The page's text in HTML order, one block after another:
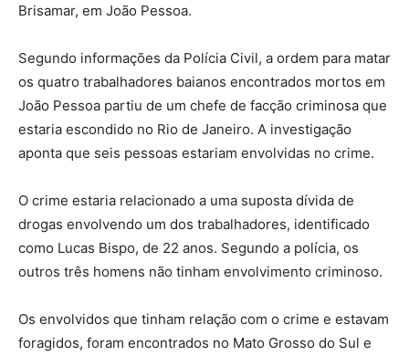
Brisamar, em João Pessoa.
Segundo informações da Polícia Civil, a ordem para matar
os quatro trabalhadores baianos encontrados mortos em
João Pessoa partiu de um chefe de facção criminosa que
estaria escondido no Rio de Janeiro. A investigação
aponta que seis pessoas estariam envolvidas no crime.
O crime estaria relacionado a uma suposta dívida de
drogas envolvendo um dos trabalhadores, identificado
como Lucas Bispo, de 22 anos. Segundo a polícia, os
outros três homens não tinham envolvimento criminoso.
Os envolvidos que tinham relação com o crime e estavam
foragidos, foram encontrados no Mato Grosso do Sul e